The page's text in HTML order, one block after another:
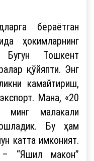
бераётган
ҳокимларнинг
Бугун Тошкент
қўйяпти. Энг
камайтириш,
Мана, «20
малакали
Бу ҳам
катта имконият.
“Яшил макон”